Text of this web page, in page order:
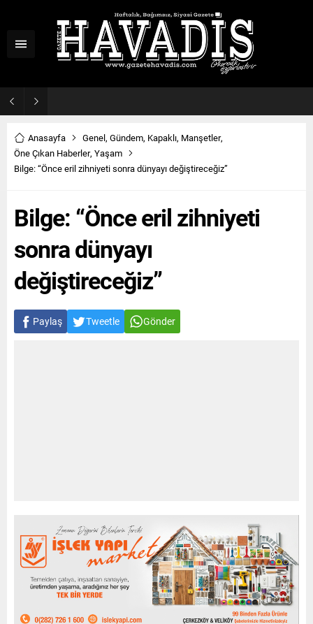
Anasayfa Genel, Gündem, Kapaklı, Manşetler,
Öne Çıkan Haberler, Yaşam
Bilge: “Önce eril zihniyeti sonra dünyayı değiştireceğiz”
Bilge: “Önce eril zihniyeti
sonra dünyayı
değiştireceğiz”
Paylaş Tweetle Gönder